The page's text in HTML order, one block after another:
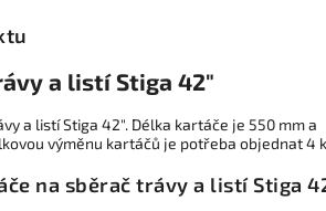
a listí Stiga 42"
a listí Stiga 42". Délka kartáče je 550 mm a
výměnu kartáčů je potřeba objednat 4
na sběrač trávy a listí Stiga